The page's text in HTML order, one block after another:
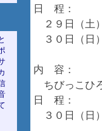
日 程：
２９日（土
３０日（日
内 容：
ちびっこひ
日 程：
３０日（日